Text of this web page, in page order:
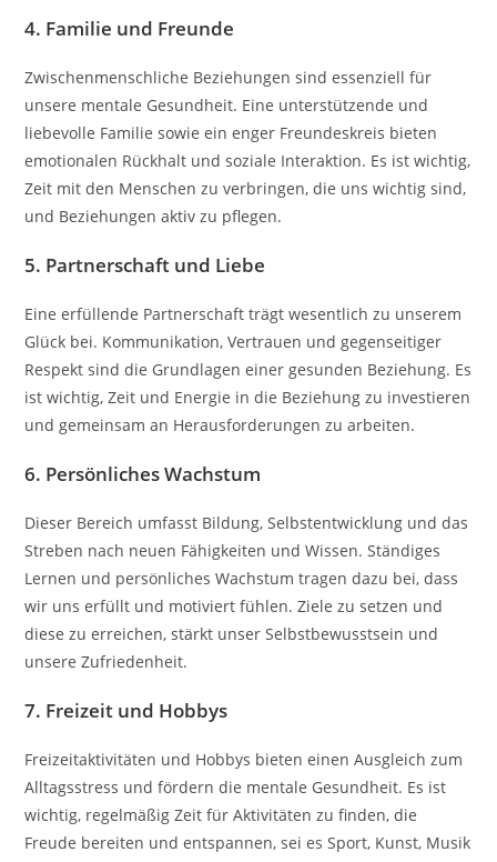
4. Familie und Freunde
Zwischenmenschliche Beziehungen sind essenziell für
unsere mentale Gesundheit. Eine unterstützende und
liebevolle Familie sowie ein enger Freundeskreis bieten
emotionalen Rückhalt und soziale Interaktion. Es ist wichtig,
Zeit mit den Menschen zu verbringen, die uns wichtig sind,
und Beziehungen aktiv zu pflegen.
5. Partnerschaft und Liebe
Eine erfüllende Partnerschaft trägt wesentlich zu unserem
Glück bei. Kommunikation, Vertrauen und gegenseitiger
Respekt sind die Grundlagen einer gesunden Beziehung. Es
ist wichtig, Zeit und Energie in die Beziehung zu investieren
und gemeinsam an Herausforderungen zu arbeiten.
6. Persönliches Wachstum
Dieser Bereich umfasst Bildung, Selbstentwicklung und das
Streben nach neuen Fähigkeiten und Wissen. Ständiges
Lernen und persönliches Wachstum tragen dazu bei, dass
wir uns erfüllt und motiviert fühlen. Ziele zu setzen und
diese zu erreichen, stärkt unser Selbstbewusstsein und
unsere Zufriedenheit.
7. Freizeit und Hobbys
Freizeitaktivitäten und Hobbys bieten einen Ausgleich zum
Alltagsstress und fördern die mentale Gesundheit. Es ist
wichtig, regelmäßig Zeit für Aktivitäten zu finden, die
Freude bereiten und entspannen, sei es Sport, Kunst, Musik